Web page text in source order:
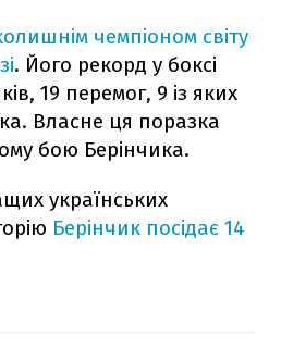
чемпіоном світу
. Його рекорд у боксі
19 перемог, 9 із яких
Власне ця поразка
бою Берінчика.
українських
Берінчик посідає 14